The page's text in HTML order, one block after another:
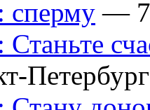
сперму — 7
Петербург